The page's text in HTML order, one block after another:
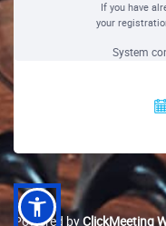
If you have
your
System
Powered byClickMeeting